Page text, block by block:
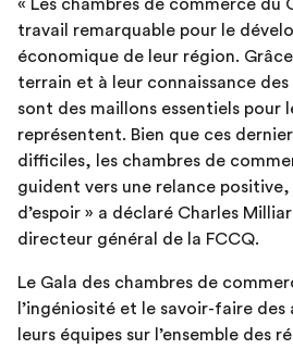
« Les chambres de commerce du
travail remarquable pour le
économique de leur région.
terrain et à leur connaissance
sont des maillons essentiels pour
représentent. Bien que ces
difficiles, les chambres de
guident vers une relance
d’espoir » a déclaré Charles
directeur général de la FCCQ.
Le Gala des chambres de
l’ingéniosité et le savoir-faire
leurs équipes sur l’ensemble des